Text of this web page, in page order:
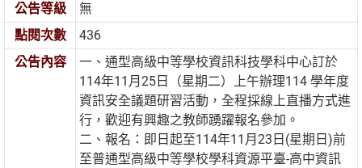
公告等級
無
點閱次數
436
公告內容
一、通型高級中等學校資訊科技學科中心訂於
114年11月25日（星期二）上午辦理114 學年度
資訊安全議題研習活動，全程採線上直播方式進
行，歡迎有興趣之教師踴躍報名參加。
二、報名：即日起至114年11月23日(星期日)前
至普通型高級中等學校學科資源平臺-高中資訊